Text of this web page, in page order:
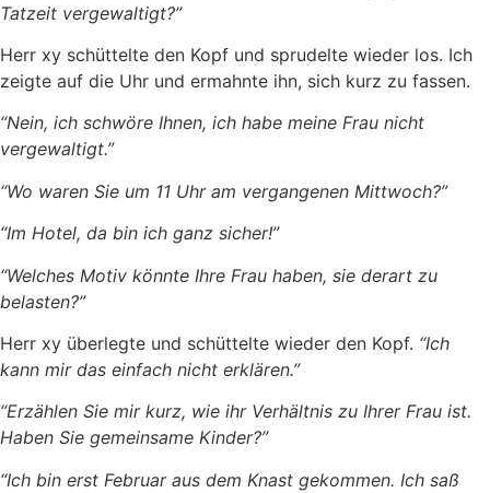
Tatzeit vergewaltigt?”
Herr xy schüttelte den Kopf und sprudelte wieder los. Ich
zeigte auf die Uhr und ermahnte ihn, sich kurz zu fassen.
“Nein, ich schwöre Ihnen, ich habe meine Frau nicht
vergewaltigt.”
“Wo waren Sie um 11 Uhr am vergangenen Mittwoch?”
“Im Hotel, da bin ich ganz sicher!”
“Welches Motiv könnte Ihre Frau haben, sie derart zu
belasten?”
Herr xy überlegte und schüttelte wieder den Kopf. “Ich
kann mir das einfach nicht erklären.”
“Erzählen Sie mir kurz, wie ihr Verhältnis zu Ihrer Frau ist.
Haben Sie gemeinsame Kinder?”
“Ich bin erst Februar aus dem Knast gekommen. Ich saß